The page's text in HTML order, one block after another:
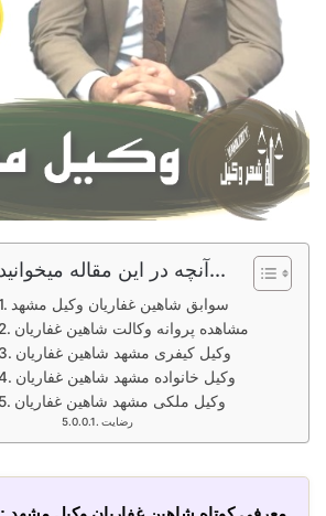
آنچه در این مقاله میخوانید...
سوابق شاهین غفاریان وکیل مشهد
مشاهده پروانه وکالت شاهین غفاریان
وکیل کیفری مشهد شاهین غفاریان
وکیل خانواده مشهد شاهین غفاریان
وکیل ملکی مشهد شاهین غفاریان
رضایت